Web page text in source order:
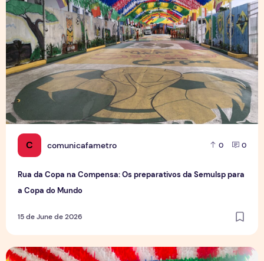
C comunicafametro 0 0
Rua da Copa na Compensa: Os preparativos da Semulsp para
a Copa do Mundo
15 de June de 2026
O povo brasileiro e o futebol: identidade, paixão e